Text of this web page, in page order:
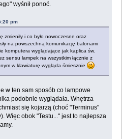
wyśnił ponoć.
pm
zmieniły i co było nowoczesne oraz
na powszechną komunikację balonami
komputera wyglądające jak kaplica św.
sensu lampek na wszystkim łącznie z
w klawiaturę wygląda śmiesznie
w ten sam sposób co lampowe
podobnie wyglądała. Wnętrza
się kojarzą (choć "Terminus"
Więc obok "Testu..." jest to najlepsza